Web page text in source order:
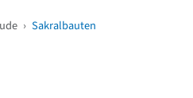
› Sakralbauten